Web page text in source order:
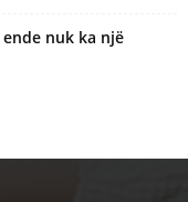
nuk ka një